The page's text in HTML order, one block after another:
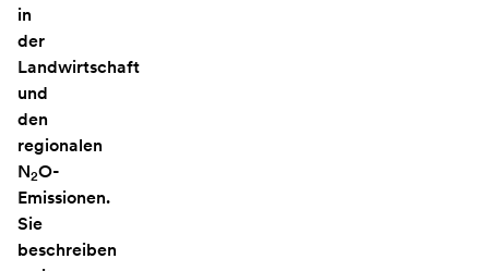
in
der
Landwirtschaft
und
den
regionalen
N2O-
Emissionen.
Sie
beschreiben